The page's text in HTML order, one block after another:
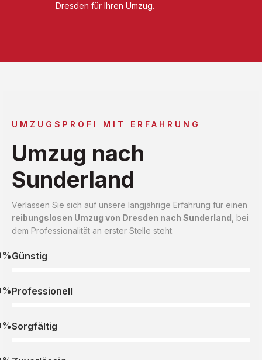
Dresden für Ihren Umzug.
UMZUGSPROFI MIT ERFAHRUNG
Umzug nach
Sunderland
Verlassen Sie sich auf unsere langjährige Erfahrung für einen
reibungslosen Umzug von Dresden nach Sunderland , bei
dem Professionalität an erster Stelle steht.
Günstig
Professionell
Sorgfältig